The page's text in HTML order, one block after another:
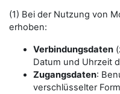
(1) Bei der Nutzung von
erhoben:
Verbindungsdaten
Datum und Uhrzeit
Zugangsdaten:
verschlüsselter